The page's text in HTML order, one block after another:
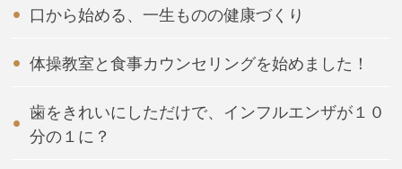
口から始める、一生ものの健康づくり
体操教室と食事カウンセリングを始めました！
歯をきれいにしただけで、インフルエンザが１０
分の１に？